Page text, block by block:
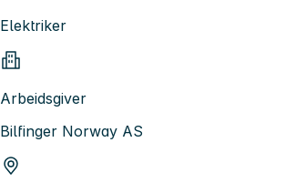
Elektriker
Arbeidsgiver
Bilfinger Norway AS